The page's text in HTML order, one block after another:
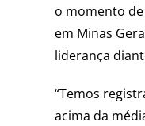
o momento
em Minas
liderança
“Temos
acima da